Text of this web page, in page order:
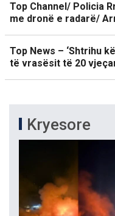
Top Channel/ Policia
me dronë e radarë/
Top News – ‘Shtrihu
të vrasësit të 20
Kryesore